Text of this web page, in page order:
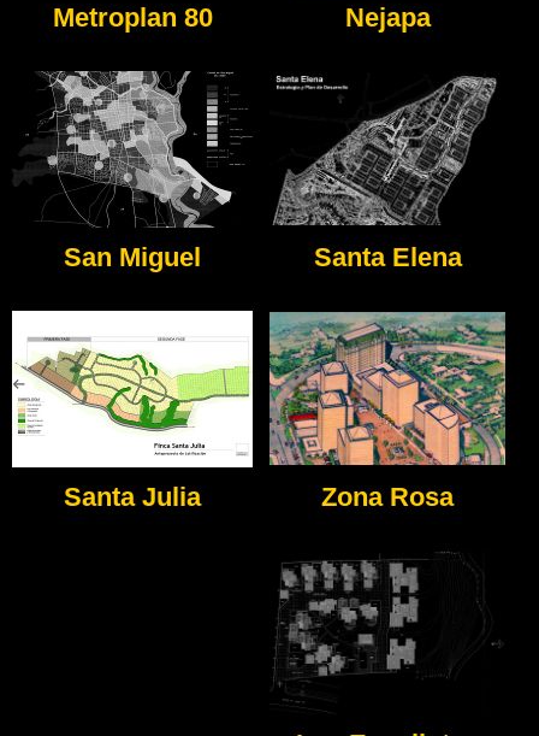
Metroplan 80 Nejapa
San Miguel Santa Elena
Santa Julia Zona Rosa